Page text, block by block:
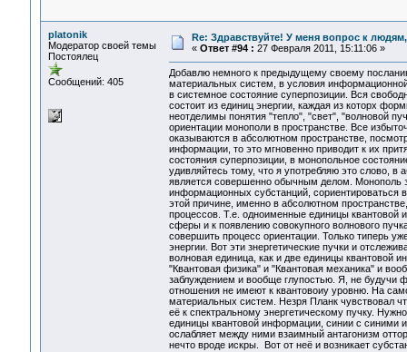
platonik
Модератор своей темы
Постоялец
Сообщений: 405
Re: Здравствуйте! У меня вопрос к
« Ответ #94 : 27 Февраля 2011, 15:11:06 »
Добавлю немного к предыдущему своему
материальных систем, в условия
в системное состояние суперпозиции. Вся
состоит из единиц энергии, каждая из которх
неотделимы понятия "тепло", "свет", "волновой
ориентации монополи в пространстве. Все
оказываются в абсолютном пространстве,
информации, то это мгновенно приводит к их
состояния суперпозиции, в монопольное
удивляйтесь тому, что я употребляю это слово,
является совершенно обычным делом. Монополь
информационных субстанций, сориентироваться
этой причине, именно в абсолютном
процессов. Т.е. одноименные единицы квантовой
сферы и к появлению совокупного волнового
совершить процесс ориентации. Только типерь
энергии. Вот эти знергетические пучки и
волновая единица, как и две единицы квантовой
"Квантовая физика" и "Квантовая механика" и
заблуждением и вообще глупостью. Я, не будучи
отношения не имеют к квантовоиу уровню. На
материальных систем. Незря Планк чувствовал
её к спектральному энергетическому пучку.
единицы квантовой информации, синии с синими
ослабляет между ними взаимный антагонизм
нечто вроде искры. Вот от неё и возникает